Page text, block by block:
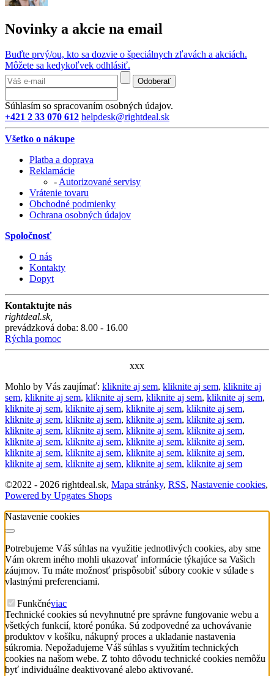
Novinky a akcie na email
Buďte prvý/ou, kto sa dozvie o špeciálnych zľavách a akciách.
Môžete sa kedykoľvek odhlásiť.
Odoberať
Súhlasím so spracovaním osobných údajov.
+421 2 33 070 612 helpdesk@rightdeal.sk
Všetko o nákupe
Platba a doprava
Reklamácie
-Autorizované servisy
Vrátenie tovaru
Obchodné podmienky
Ochrana osobných údajov
Spoločnosť
O nás
Kontakty
Dopyt
Kontaktujte nás
rightdeal.sk,
prevádzková doba: 8.00 - 16.00
Rýchla pomoc
xxx
Mohlo by Vás zaujímať: kliknite aj sem, kliknite aj sem, kliknite aj
sem, kliknite aj sem, kliknite aj sem, kliknite aj sem, kliknite aj sem,
kliknite aj sem, kliknite aj sem, kliknite aj sem, kliknite aj sem,
kliknite aj sem, kliknite aj sem, kliknite aj sem, kliknite aj sem,
kliknite aj sem, kliknite aj sem, kliknite aj sem, kliknite aj sem,
kliknite aj sem, kliknite aj sem, kliknite aj sem, kliknite aj sem,
kliknite aj sem, kliknite aj sem, kliknite aj sem, kliknite aj sem,
kliknite aj sem, kliknite aj sem, kliknite aj sem, kliknite aj sem
©2022 - 2026 rightdeal.sk, Mapa stránky, RSS, Nastavenie cookies,
Powered by Upgates Shops
Nastavenie cookies
Potrebujeme Váš súhlas na využitie jednotlivých cookies, aby sme
Vám okrem iného mohli ukazovať informácie týkajúce sa Vašich
záujmov. Tu máte možnosť prispôsobiť súbory cookie v súlade s
vlastnými preferenciami.
Funkčnéviac
Technické cookies sú nevyhnutné pre správne fungovanie webu a
všetkých funkcií, ktoré ponúka. Sú zodpovedné za uchovávanie
produktov v košíku, nákupný proces a ukladanie nastavenia
súkromia. Nepožadujeme Váš súhlas s využitím technických
cookies na našom webe. Z tohto dôvodu technické cookies nemôžu
byť individuálne deaktivované alebo aktivované.